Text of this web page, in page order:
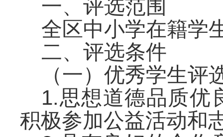
一、评选范围
全区中小学在籍学
二、评选条件
（一）优秀学生评
1.思想道德品质优
积极参加公益活动和